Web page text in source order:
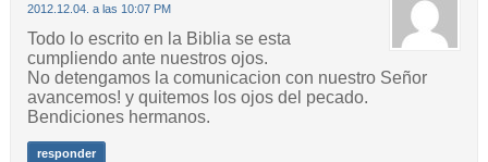
2012.12.04. a las 10:07 PM
Todo lo escrito en la Biblia se esta
cumpliendo ante nuestros ojos.
No detengamos la comunicacion con nuestro Señor
avancemos! y quitemos los ojos del pecado.
Bendiciones hermanos.
responder